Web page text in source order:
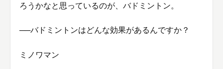
ろうかなと思っているのが、バドミントン。
──バドミントンはどんな効果があるんですか？
ミノワマン